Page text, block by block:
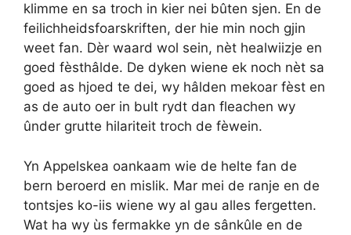
klimme en sa troch in kier nei bûten sjen. En de
feilichheidsfoarskriften, der hie min noch gjin
weet fan. Dèr waard wol sein, nèt healwiizje en
goed fèsthâlde. De dyken wiene ek noch nèt sa
goed as hjoed te dei, wy hâlden mekoar fèst en
as de auto oer in bult rydt dan fleachen wy
ûnder grutte hilariteit troch de fèwein.
Yn Appelskea oankaam wie de helte fan de
bern beroerd en mislik. Mar mei de ranje en de
tontsjes ko-iis wiene wy al gau alles fergetten.
Wat ha wy ùs fermakke yn de sânkûle en de